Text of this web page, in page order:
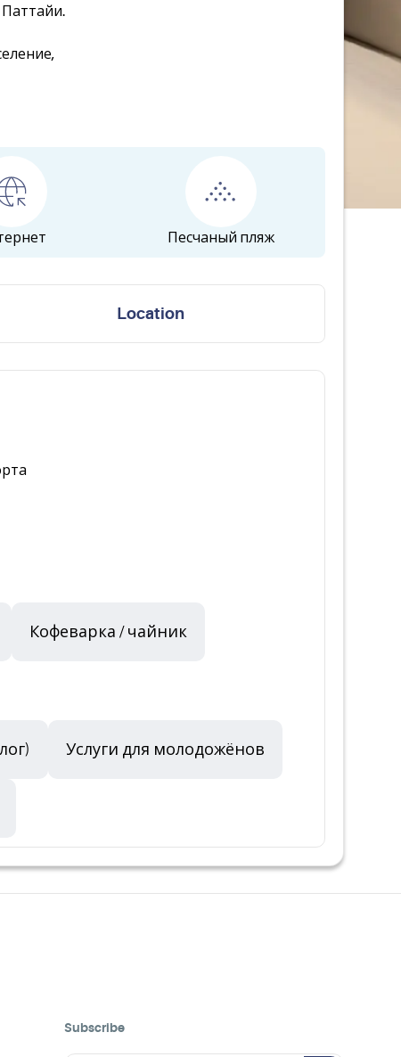
Паттайи.
Песчаный пляж
Location
Кофеварка / чайник
Услуги для молодожёнов
Subscribe